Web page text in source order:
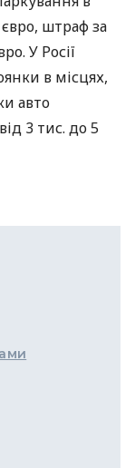
штраф за
У Росії
в місцях,
авто
3 тис. до 5